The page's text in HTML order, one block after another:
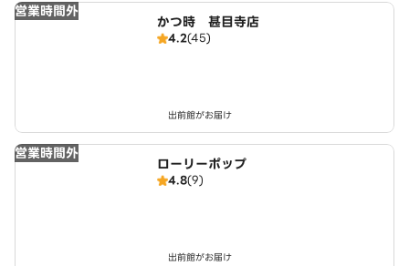
営業時間外
かつ時 甚目寺店
4.2(45)
出前館がお届け
営業時間外
ローリーポップ
4.8(9)
出前館がお届け